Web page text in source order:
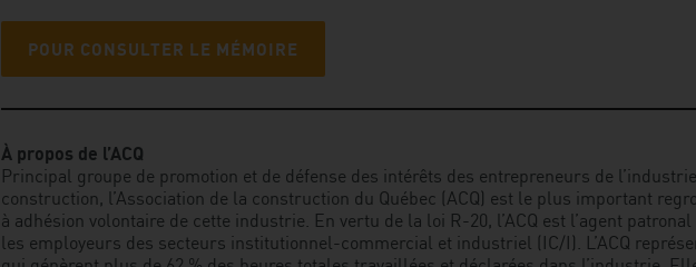
POUR CONSULTER LE MÉMOIRE
À propos de l’ACQ
Principal groupe de promotion et de défense des intérêts des entrepreneurs de
construction, l’Association de la construction du Québec (ACQ) est le plus important
à adhésion volontaire de cette industrie. En vertu de la loi R-20, l’ACQ est l’agent
les employeurs des secteurs institutionnel-commercial et industriel (IC/I). L’ACQ